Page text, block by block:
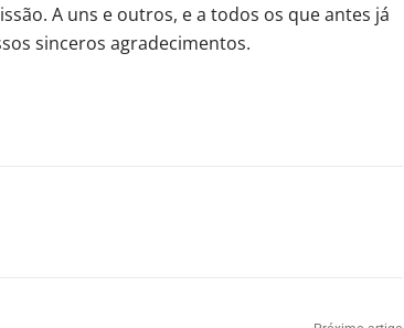
A uns e outros, e a todos os que antes já
sinceros agradecimentos.